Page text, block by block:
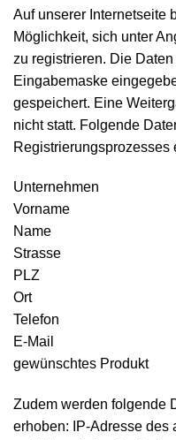
Auf unserer Internetseite
Möglichkeit, sich unter
zu registrieren. Die
Eingabemaske
gespeichert. Eine
nicht statt. Folgende
Registrierungsprozesses
Unternehmen
Vorname
Name
Strasse
PLZ
Ort
Telefon
E-Mail
gewünschtes Produkt
Zudem werden folgende
erhoben: IP-Adresse des